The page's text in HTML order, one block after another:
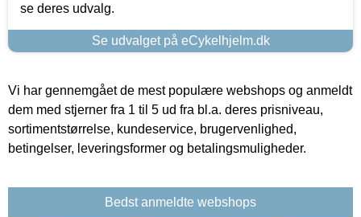
se deres udvalg.
Se udvalget på eCykelhjelm.dk
Vi har gennemgået de mest populære webshops og anmeldt
dem med stjerner fra 1 til 5 ud fra bl.a. deres prisniveau,
sortimentstørrelse, kundeservice, brugervenlighed,
betingelser, leveringsformer og betalingsmuligheder.
Bedst anmeldte webshops